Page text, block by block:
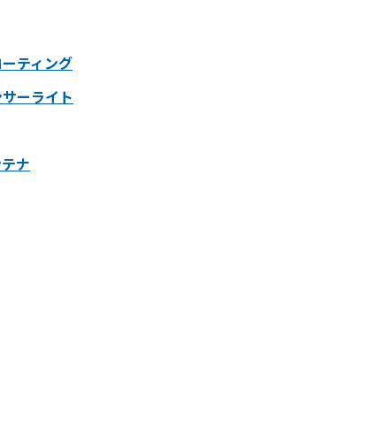
ティング
ーライト
ナ